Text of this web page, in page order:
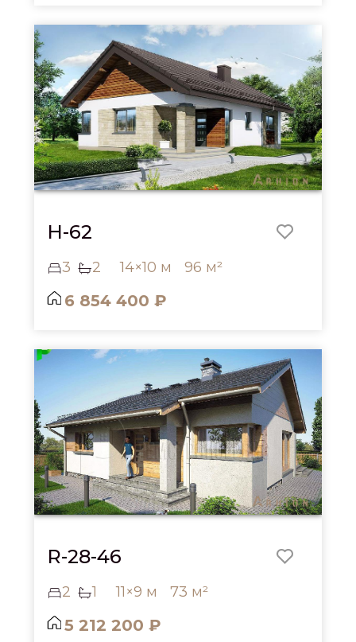
H-62
3 2 14×10 м 96 м²
6 854 400 ₽
R-28-46
2 1 11×9 м 73 м²
5 212 200 ₽